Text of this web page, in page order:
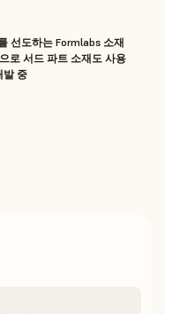
선도하는 Formlabs 소재
으로 서드 파트 소재도 사용
발 중